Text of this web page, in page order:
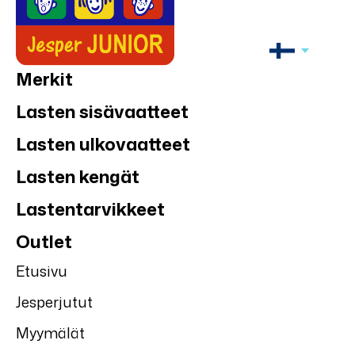
Merkit
Lasten sisävaatteet
Lasten ulkovaatteet
Lasten kengät
Lastentarvikkeet
Outlet
Etusivu
Jesperjutut
Myymälät